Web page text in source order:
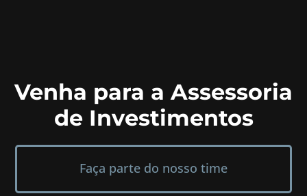
Venha para a Assessoria
de Investimentos
Faça parte do nosso time